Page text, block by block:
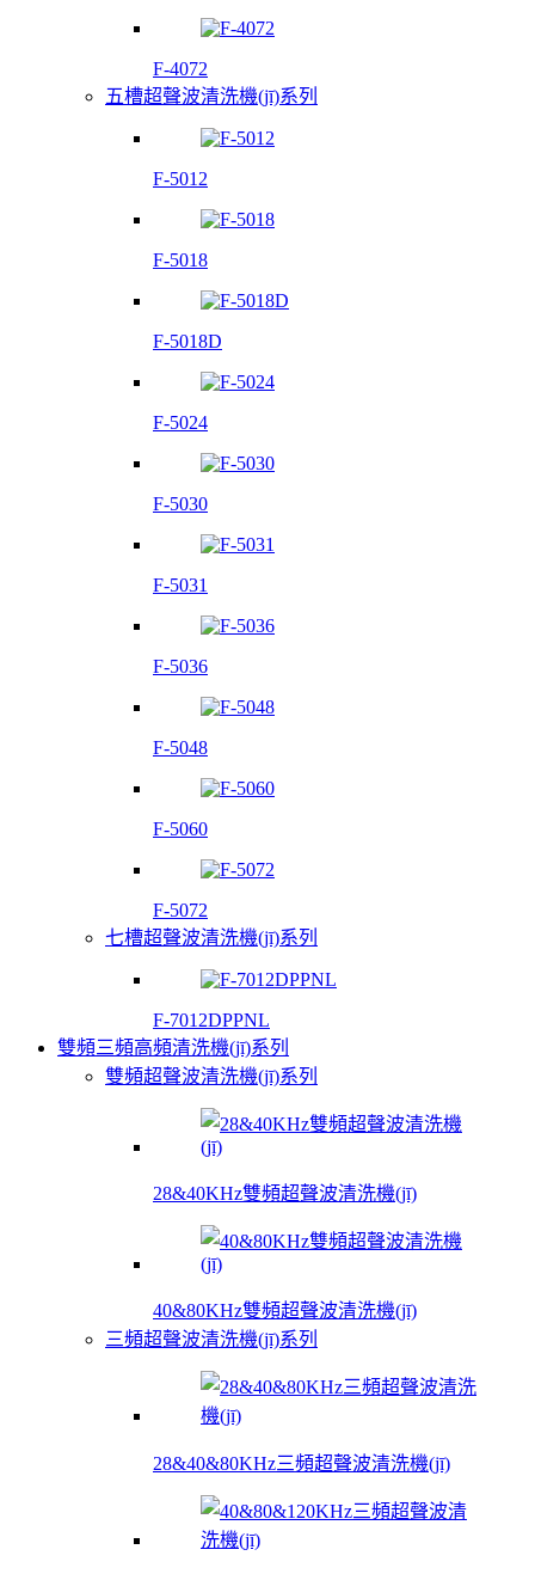
F-4072
五槽超聲波清洗機(jī)系列
F-5012
F-5018
F-5018D
F-5024
F-5030
F-5031
F-5036
F-5048
F-5060
F-5072
七槽超聲波清洗機(jī)系列
F-7012DPPNL
雙頻三頻高頻清洗機(jī)系列
雙頻超聲波清洗機(jī)系列
28&40KHz雙頻超聲波清洗機(jī)
40&80KHz雙頻超聲波清洗機(jī)
三頻超聲波清洗機(jī)系列
28&40&80KHz三頻超聲波清洗機(jī)